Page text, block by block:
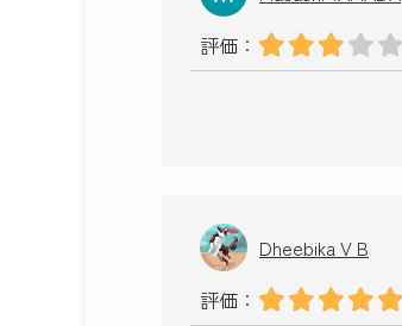
評価：
Dheebika V B
評価：